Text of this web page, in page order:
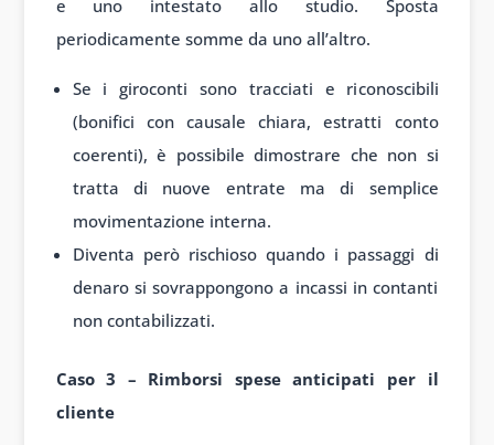
e uno intestato allo studio. Sposta
periodicamente somme da uno all’altro.
Se i giroconti sono tracciati e riconoscibili
(bonifici con causale chiara, estratti conto
coerenti), è possibile dimostrare che non si
tratta di nuove entrate ma di semplice
movimentazione interna.
Diventa però rischioso quando i passaggi di
denaro si sovrappongono a incassi in contanti
non contabilizzati.
Caso 3 – Rimborsi spese anticipati per il
cliente